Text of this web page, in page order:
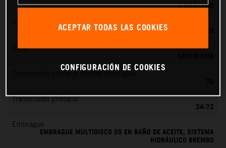
5 MARCHAS
Preparación de la mezcla
KEIHIN EFI, TOBERA DE 44 MM
EMS
Transmisión primaria
24:72
Embrague
EMBRAGUE MULTIDISCO DS EN BAÑO DE ACEITE, SISTEMA
HIDRÁULICO BREMBO
ACEPTAR TODAS LAS COOKIES
CONFIGURACIÓN DE COOKIES